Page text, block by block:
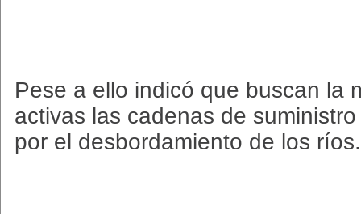
Pese a ello indicó que buscan la
activas las cadenas de
por el desbordamiento de los ríos.